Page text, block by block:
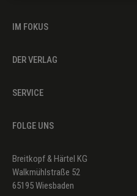
IM FOKUS
DER VERLAG
SERVICE
FOLGE UNS
Breitkopf & Härtel KG
Walkmühlstraße 52
65195 Wiesbaden